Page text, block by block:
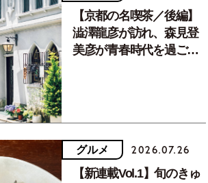
【京都の名喫茶／後編】
澁澤龍彦が訪れ、森見登
美彦が青春時代を過ごし
グルメ 2026.07.26
【新連載Vol.1】旬のきゅ